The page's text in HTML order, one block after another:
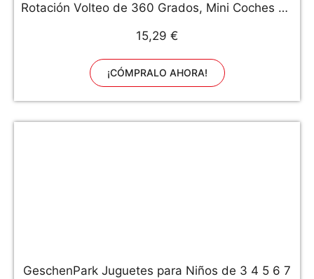
Rotación Volteo de 360 Grados, Mini Coches de
Coche Radiocontrol para Regalos Navidad
Cumpleaños
15,29 €
¡CÓMPRALO AHORA!
GeschenPark Juguetes para Niños de 3 4 5 6 7